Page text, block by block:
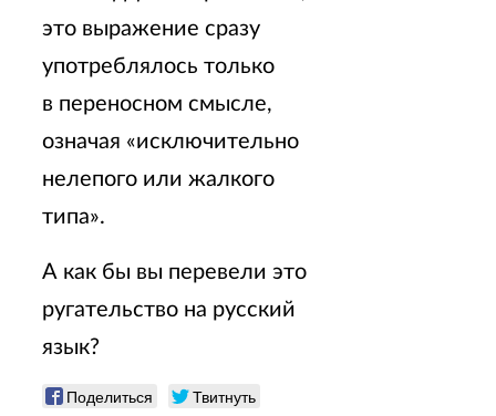
это выражение сразу
употреблялось только
в переносном смысле,
означая «исключительно
нелепого или жалкого
типа».
А как бы вы перевели это
ругательство на русский
язык?
Поделиться
Твитнуть